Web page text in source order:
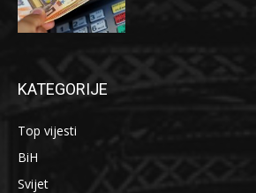
KATEGORIJE
Top vijesti
BiH
Svijet